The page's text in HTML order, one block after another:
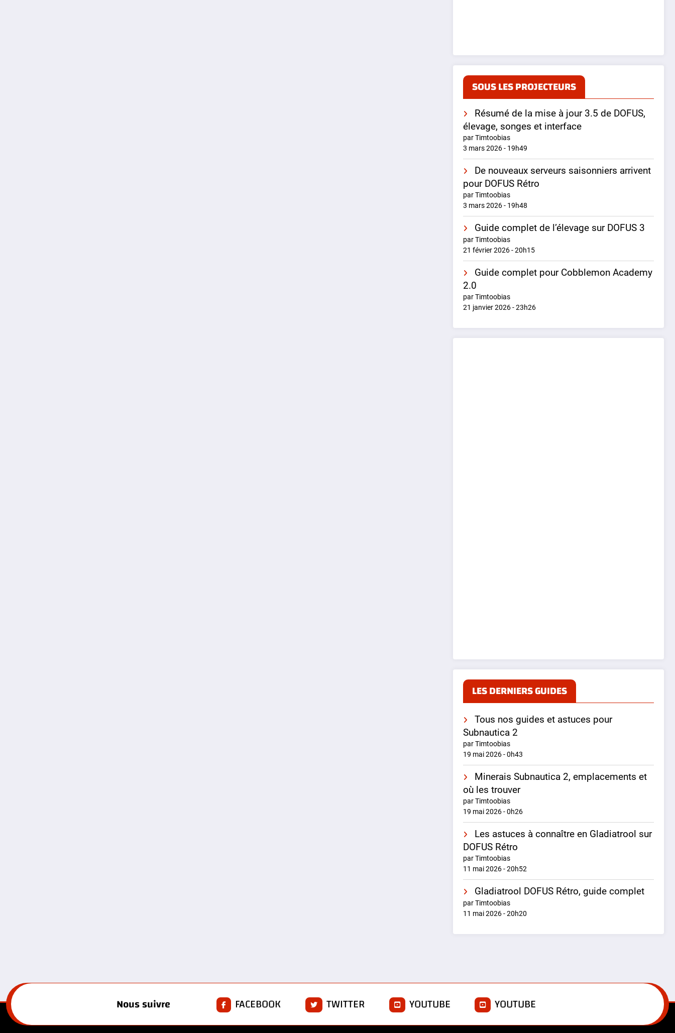
SOUS LES PROJECTEURS
Résumé de la mise à jour 3.5 de DOFUS,
élevage, songes et interface
par Timtoobias
3 mars 2026 - 19h49
De nouveaux serveurs saisonniers arrivent
pour DOFUS Rétro
par Timtoobias
3 mars 2026 - 19h48
Guide complet de l’élevage sur DOFUS 3
par Timtoobias
21 février 2026 - 20h15
Guide complet pour Cobblemon Academy
2.0
par Timtoobias
21 janvier 2026 - 23h26
LES DERNIERS GUIDES
Tous nos guides et astuces pour
Subnautica 2
par Timtoobias
19 mai 2026 - 0h43
Minerais Subnautica 2, emplacements et
où les trouver
par Timtoobias
19 mai 2026 - 0h26
Les astuces à connaître en Gladiatrool sur
DOFUS Rétro
par Timtoobias
11 mai 2026 - 20h52
Gladiatrool DOFUS Rétro, guide complet
par Timtoobias
11 mai 2026 - 20h20
Nous suivre FACEBOOK TWITTER YOUTUBE YOUTUBE